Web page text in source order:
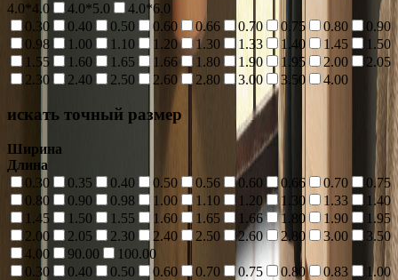
4.0*4.0
4.0*5.0
4.0*6.0
0.30
0.40 0.50 0.60 0.66 0.70 0.75 0.80
0.90
0.98
1.00 1.10 1.20 1.30 1.33 1.40 1.45
1.50
1.55
1.60 1.65 1.66 1.80 1.90 1.95 2.00
2.05
2.30
2.40 2.50 2.60 2.80 3.00 3.50 4.00
искать точный размер
Ширина
Длина
0.30
0.35 0.40 0.50 0.56 0.60 0.66 0.70
0.75
0.80
0.90 0.98 1.00 1.10 1.20 1.30 1.33
1.40
1.45
1.50 1.55 1.60 1.65 1.66 1.80 1.90
1.95
2.00
2.05 2.30 2.40 2.50 2.60 2.80 3.00
3.50
4.00
90.00
100.00
0.30
0.40 0.50 0.60 0.70 0.75 0.80 0.83
1.00